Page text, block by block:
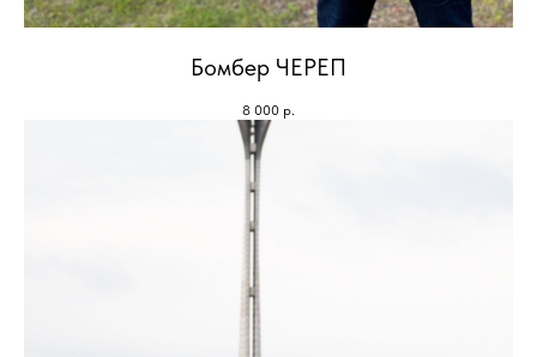
Бомбер ЧЕРЕП
8 000 р.